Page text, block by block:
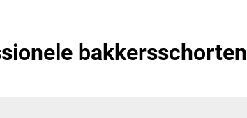
bakkersschorten